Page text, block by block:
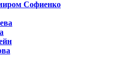
Софиенко